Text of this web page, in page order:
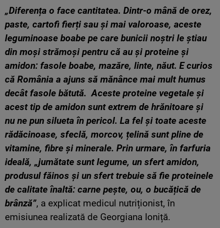
„Diferența o face cantitatea. Dintr-o mână de orez,
paste, cartofi fierți sau și mai valoroase, aceste
leguminoase boabe pe care bunicii noștri le știau
din moși strămoși pentru că au și proteine și
amidon: fasole boabe, mazăre, linte, năut. E curios
că România a ajuns să mănânce mai mult humus
decât fasole bătută. Aceste proteine vegetale și
acest tip de amidon sunt extrem de hrănitoare și
nu ne pun silueta în pericol. La fel și toate aceste
rădăcinoase, sfeclă, morcov, țelină sunt pline de
vitamine, fibre și minerale. Prin urmare, în farfuria
ideală, „jumătate sunt legume, un sfert amidon,
produsul făinos și un sfert trebuie să fie proteinele
de calitate înaltă: carne pește, ou, o bucățică de
brânză”, a explicat medicul nutriționist, în
emisiunea realizată de Georgiana Ioniță.